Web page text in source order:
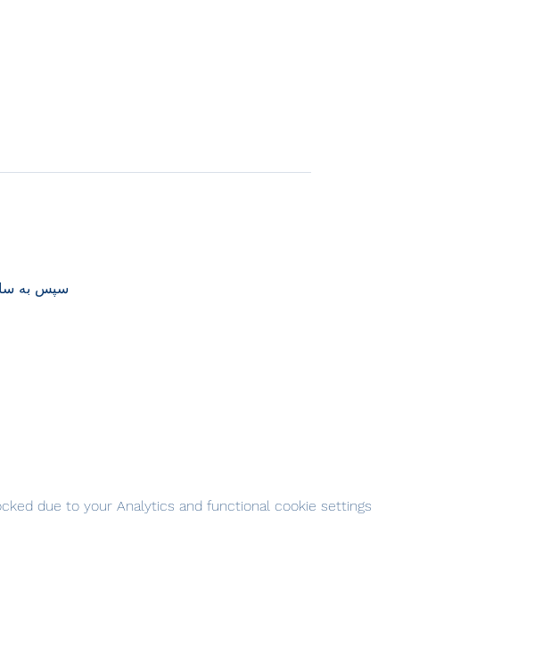
سپس به
due to your Analytics and functional cookie settings.